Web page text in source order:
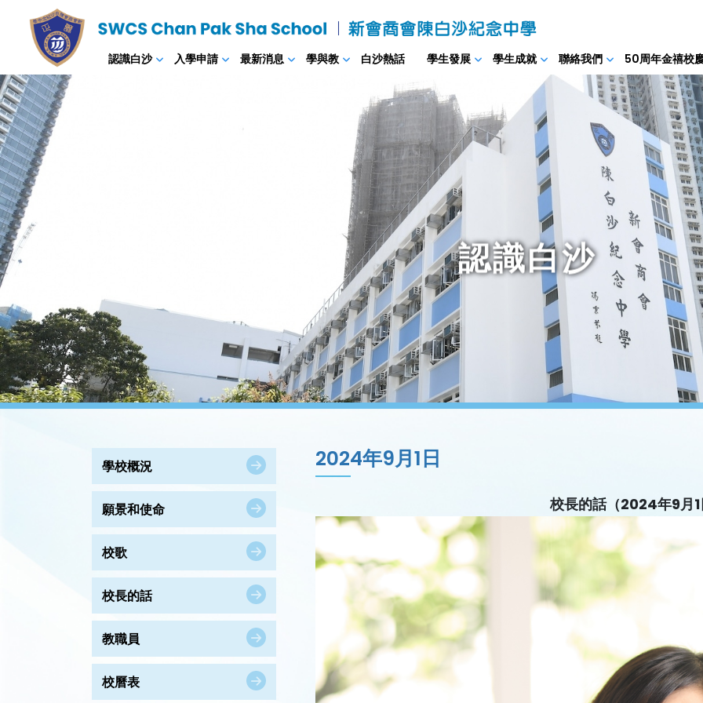
認識白沙 入學申請 最新消息 學與教 白沙熱話 學生發展 學生成就 聯絡我們 50周年金禧校
認識白沙
學校概況
願景和使命
校歌
校長的話
教職員
校曆表
2024年9月1日
校長的話（2024年9月1